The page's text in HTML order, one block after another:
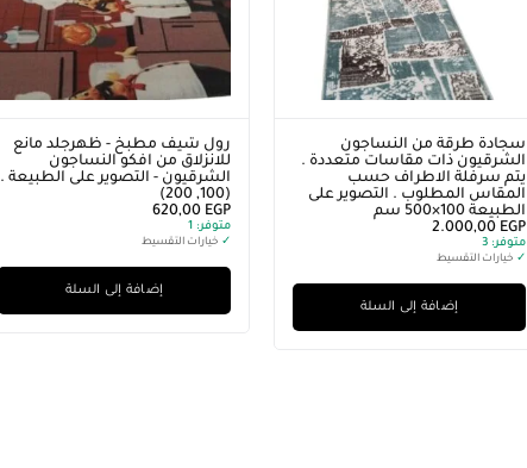
سجادة طرقة من النساجون
الشرقيون ذات مقاسات متعددة .
يتم سرفلة الاطراف حسب
المقاس المطلوب . التصوير على
الطبيعة 100×500 سم
2.000,00 EGP
متوفر:
✓ خيارات التقسيط
إضافة إلى السلة
رول شيف مطبخ - ظهرجلد مانع
للانزلاق من افكو النساجون
الشرقيون - التصوير على الطبيعة .
(100, 200)
620,00 EGP
متوفر:
✓ خيارات التقسيط
إضافة إلى السلة